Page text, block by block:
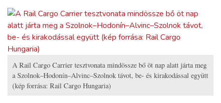
A Rail Cargo Carrier tesztvonata mindössze bő öt nap alatt járta meg
a Szolnok–Hodonín–Alvinc–Szolnok távot, be- és kirakodással együtt
(kép forrása: Rail Cargo Hungaria)